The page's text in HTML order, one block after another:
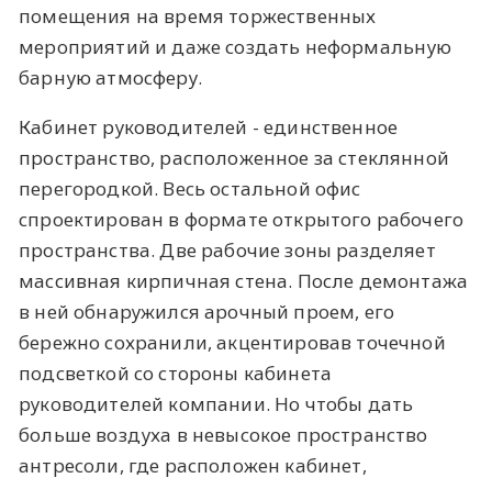
помещения на время торжественных
мероприятий и даже создать неформальную
барную атмосферу.
Кабинет руководителей - единственное
пространство, расположенное за стеклянной
перегородкой. Весь остальной офис
спроектирован в формате открытого рабочего
пространства. Две рабочие зоны разделяет
массивная кирпичная стена. После демонтажа
в ней обнаружился арочный проем, его
бережно сохранили, акцентировав точечной
подсветкой со стороны кабинета
руководителей компании. Но чтобы дать
больше воздуха в невысокое пространство
антресоли, где расположен кабинет,